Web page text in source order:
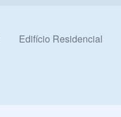
Edifício Residencial